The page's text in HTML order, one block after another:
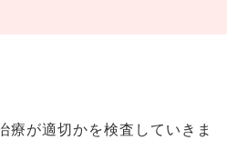
療が適切かを検査していきま